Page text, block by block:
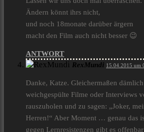
Ändern könnt ihrs nicht,
und noch 18monate darüber ärgern
macht den Film auch nicht besser 😉
ANTWORT
RexMundi 15.04.2015 um
Danke, Katze. Gleichermaßen dämlich
weichgespülte Filme oder Interviews
rauszuholen und zu sagen: „Joker,
Herren!“ Aber Moment … genau das
gegen Lernresistenzen gibt es